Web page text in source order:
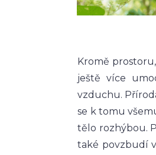
Kromě
ještě více
vzduchu.
se k tomu
tělo rozhýbou.
také povzbudí